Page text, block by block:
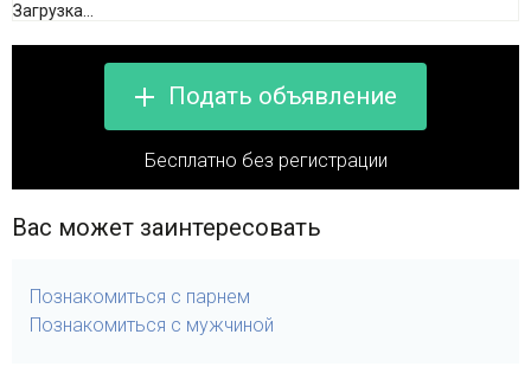
Загрузка...
Подать объявление
Бесплатно без регистрации
Вас может заинтересовать
Познакомиться с парнем
Познакомиться с мужчиной